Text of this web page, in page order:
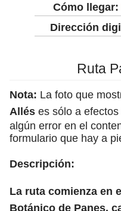
Cómo llegar:
Dirección
Ruta
Nota: La foto que
Allés es sólo a
algún error en el
formulario que hay a
Descripción:
La ruta comienza en
Botánico de Panes,